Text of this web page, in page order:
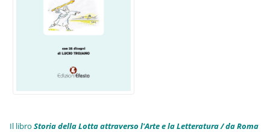
Il libroStoria della Lotta attraverso l'Arte e la Letteratura / da Roma